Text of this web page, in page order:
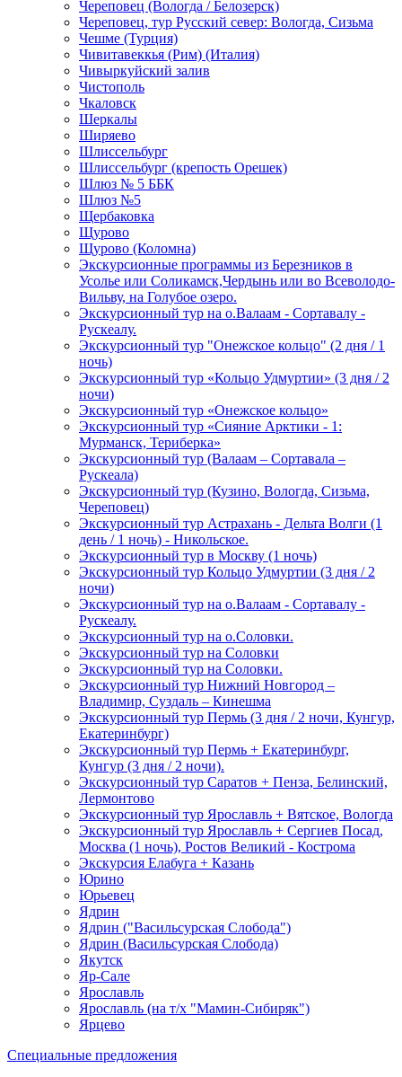
Череповец (Вологда / Белозерск)
Череповец, тур Русский север: Вологда, Сизьма
Чешме (Турция)
Чивитавеккья (Рим) (Италия)
Чивыркуйский залив
Чистополь
Чкаловск
Шеркалы
Ширяево
Шлиссельбург
Шлиссельбург (крепость Орешек)
Шлюз № 5 ББК
Шлюз №5
Щербаковка
Щурово
Щурово (Коломна)
Экскурсионные программы из Березников в
Усолье или Соликамск,Чердынь или во Всеволодо-
Вильву, на Голубое озеро.
Экскурсионный тур на о.Валаам - Сортавалу -
Рускеалу.
Экскурсионный тур "Онежское кольцо" (2 дня / 1
ночь)
Экскурсионный тур «Кольцо Удмуртии» (3 дня / 2
ночи)
Экскурсионный тур «Онежское кольцо»
Экскурсионный тур «Сияние Арктики - 1:
Мурманск, Териберка»
Экскурсионный тур (Валаам – Сортавала –
Рускеала)
Экскурсионный тур (Кузино, Вологда, Сизьма,
Череповец)
Экскурсионный тур Астрахань - Дельта Волги (1
день / 1 ночь) - Никольское.
Экскурсионный тур в Москву (1 ночь)
Экскурсионный тур Кольцо Удмуртии (3 дня / 2
ночи)
Экскурсионный тур на о.Валаам - Сортавалу -
Рускеалу.
Экскурсионный тур на о.Соловки.
Экскурсионный тур на Соловки
Экскурсионный тур на Соловки.
Экскурсионный тур Нижний Новгород –
Владимир, Суздаль – Кинешма
Экскурсионный тур Пермь (3 дня / 2 ночи, Кунгур,
Екатеринбург)
Экскурсионный тур Пермь + Екатеринбург,
Кунгур (3 дня / 2 ночи).
Экскурсионный тур Саратов + Пенза, Белинский,
Лермонтово
Экскурсионный тур Ярославль + Вятское, Вологда
Экскурсионный тур Ярославль + Сергиев Посад,
Москва (1 ночь), Ростов Великий - Кострома
Экскурсия Елабуга + Казань
Юрино
Юрьевец
Ядрин
Ядрин ("Васильсурская Слобода")
Ядрин (Васильсурская Слобода)
Якутск
Яр-Сале
Ярославль
Ярославль (на т/х "Мамин-Сибиряк")
Ярцево
Специальные предложения